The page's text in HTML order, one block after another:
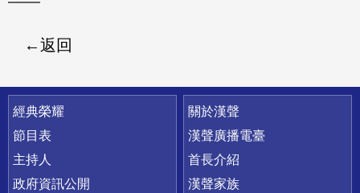
返回
快速連結
經典榮耀
節目表
主持人
政府資訊公開
關於漢聲
漢聲廣播電臺
首長介紹
漢聲家族